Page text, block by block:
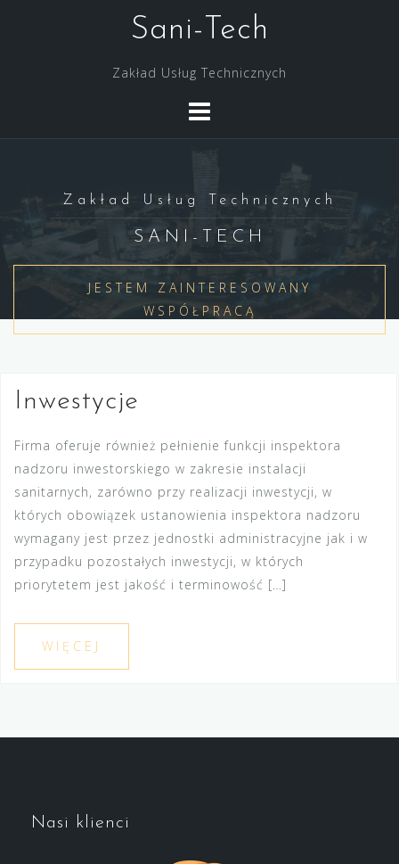
e
Sani-Tech
Zakład Usług Technicznych
Zakład Usług Technicznych
SANI-TECH
JESTEM ZAINTERESOWANY
WSPÓŁPRACĄ
Inwestycje
Firma oferuje również pełnienie funkcji inspektora
nadzoru inwestorskiego w zakresie instalacji
sanitarnych, zarówno przy realizacji inwestycji, w
których obowiązek ustanowienia inspektora nadzoru
wymagany jest przez jednostki administracyjne jak i w
przypadku pozostałych inwestycji, w których
priorytetem jest jakość i terminowość […]
WIĘCEJ
Nasi klienci